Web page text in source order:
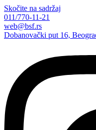
Skočite na sadržaj
011/770-11-21
web@bsf.rs
Dobanovački put 16,